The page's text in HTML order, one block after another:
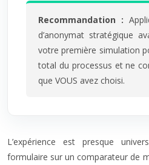
Recommandation :
d’anonymat stratégique
votre première simulation
total du processus et ne
que VOUS avez choisi.
L’expérience est presque
formulaire sur un comparateur de